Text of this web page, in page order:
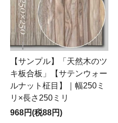
【サンプル】「天然木のツ
キ板合板」【サテンウォー
ルナット柾目】｜幅250ミ
リ×長さ250ミリ
968円(税88円)